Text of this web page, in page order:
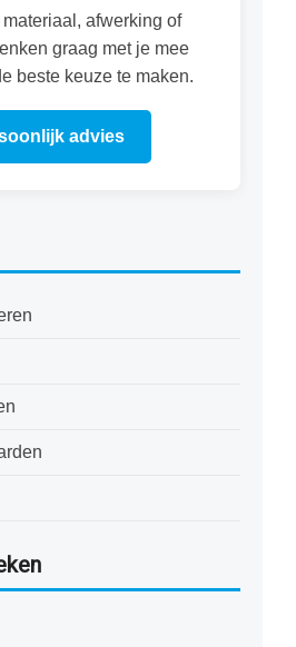
afwerking of
graag met je mee
beste keuze te maken.
advies